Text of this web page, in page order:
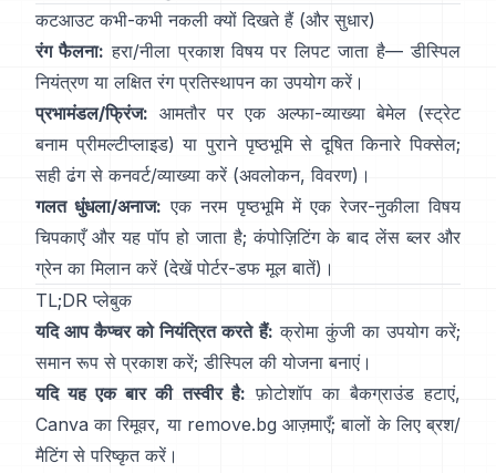
कटआउट कभी-कभी नकली क्यों दिखते हैं (और सुधार)
रंग फैलना: हरा/नीला प्रकाश विषय पर लिपट जाता है— डीस्पिल
नियंत्रण या लक्षित रंग प्रतिस्थापन का उपयोग करें।
प्रभामंडल/फ्रिंज: आमतौर पर एक अल्फा-व्याख्या बेमेल (स्ट्रेट
बनाम प्रीमल्टीप्लाइड) या पुराने पृष्ठभूमि से दूषित किनारे पिक्सेल;
सही ढंग से कनवर्ट/व्याख्या करें (अवलोकन, विवरण)।
गलत धुंधला/अनाज: एक नरम पृष्ठभूमि में एक रेजर-नुकीला विषय
चिपकाएँ और यह पॉप हो जाता है; कंपोज़िटिंग के बाद लेंस ब्लर और
ग्रेन का मिलान करें (देखें पोर्टर-डफ मूल बातें)।
TL;DR प्लेबुक
यदि आप कैप्चर को नियंत्रित करते हैं: क्रोमा कुंजी का उपयोग करें;
समान रूप से प्रकाश करें; डीस्पिल की योजना बनाएं।
यदि यह एक बार की तस्वीर है: फ़ोटोशॉप का बैकग्राउंड हटाएं,
Canva का रिमूवर, या remove.bgआज़माएँ; बालों के लिए ब्रश/
मैटिंग से परिष्कृत करें।